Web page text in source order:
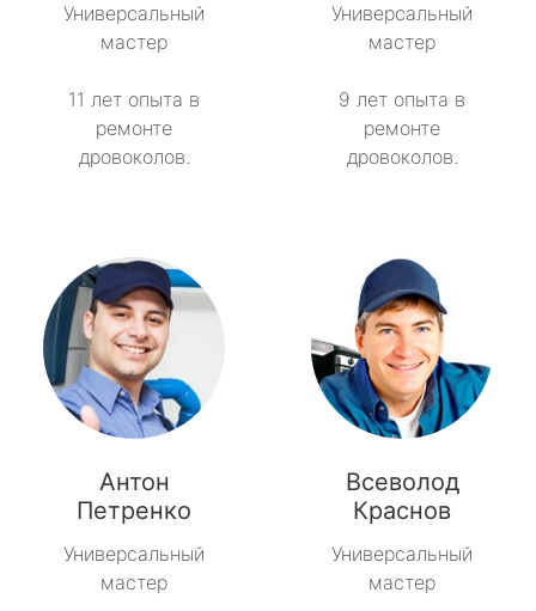
Универсальный
мастер
11 лет опыта в
ремонте
дровоколов.
Универсальный
мастер
9 лет опыта в
ремонте
дровоколов.
Антон
Петренко
Универсальный
мастер
Всеволод
Краснов
Универсальный
мастер